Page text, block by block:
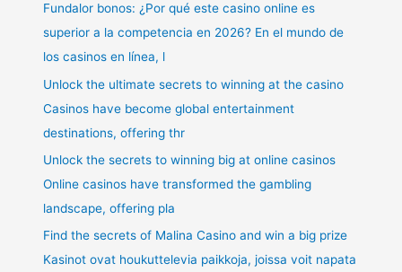
Fundalor bonos: ¿Por qué este casino online es
superior a la competencia en 2026? En el mundo de
los casinos en línea, l
Unlock the ultimate secrets to winning at the casino
Casinos have become global entertainment
destinations, offering thr
Unlock the secrets to winning big at online casinos
Online casinos have transformed the gambling
landscape, offering pla
Find the secrets of Malina Casino and win a big prize
Kasinot ovat houkuttelevia paikkoja, joissa voit napata